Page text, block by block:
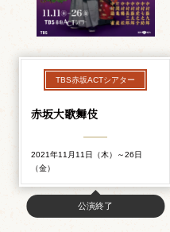
TBS赤坂ACTシアター
赤坂大歌舞伎
2021年11月11日（木）～26日
（金）
公演終了